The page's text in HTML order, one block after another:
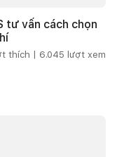
tư vấn cách chọn
thích | 6.045 lượt xem